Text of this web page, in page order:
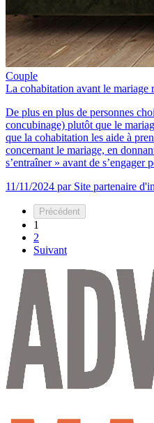
Couple
La cohabitation avant le mariage
De plus en plus de personnes
concubinage) plutôt que le
que la cohabitation les aide à
concernant le mariage, en
s’entraîner » avant de s’engager
11/11/2024 par Site partenaire
Précédent
1
2
Suivant